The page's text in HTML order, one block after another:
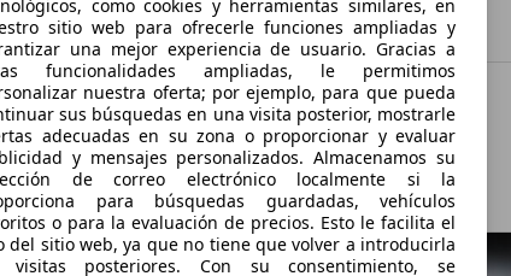
mejores marcas de coches
como cookies y herramientas similares, en
sitio web para ofrecerle funciones ampliadas y
una mejor experiencia de usuario. Gracias a
funcionalidades ampliadas, le permitimos
nuestra oferta; por ejemplo, para que pueda
sus búsquedas en una visita posterior, mostrarle
adecuadas en su zona o proporcionar y evaluar
y mensajes personalizados. Almacenamos su
de correo electrónico localmente si la
para búsquedas guardadas, vehículos
o para la evaluación de precios. Esto le facilita el
del sitio web, ya que no tiene que volver a introducirla
visitas posteriores. Con su consentimiento, se